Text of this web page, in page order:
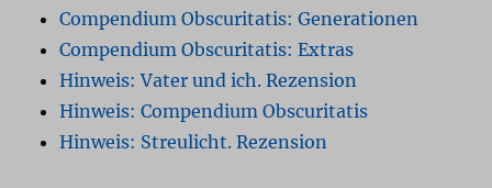
Compendium Obscuritatis: Generationen
Compendium Obscuritatis: Extras
Hinweis: Vater und ich. Rezension
Hinweis: Compendium Obscuritatis
Hinweis: Streulicht. Rezension